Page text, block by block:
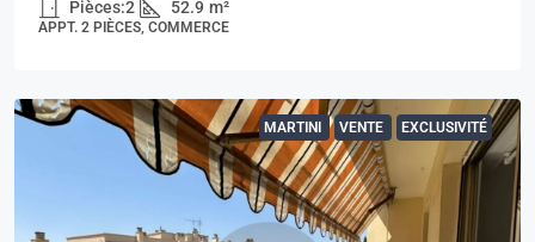
Pièces:2 52.9 m²
APPT. 2 PIÈCES, COMMERCE
MARTINI VENTE EXCLUSIVITÉ